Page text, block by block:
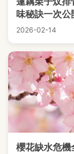
味秘訣一次公
2026-02-14
櫻花缺水危機